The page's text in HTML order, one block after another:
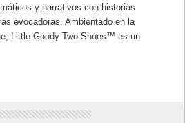
y narrativos con historias
evocadoras. Ambientado en la
Little Goody Two Shoes™ es un